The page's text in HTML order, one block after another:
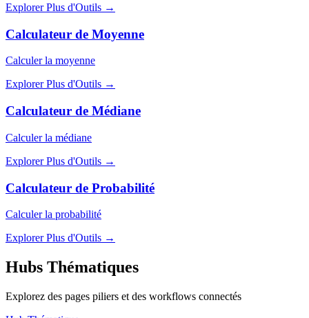
Explorer Plus d'Outils →
Calculateur de Moyenne
Calculer la moyenne
Explorer Plus d'Outils →
Calculateur de Médiane
Calculer la médiane
Explorer Plus d'Outils →
Calculateur de Probabilité
Calculer la probabilité
Explorer Plus d'Outils →
Hubs Thématiques
Explorez des pages piliers et des workflows connectés